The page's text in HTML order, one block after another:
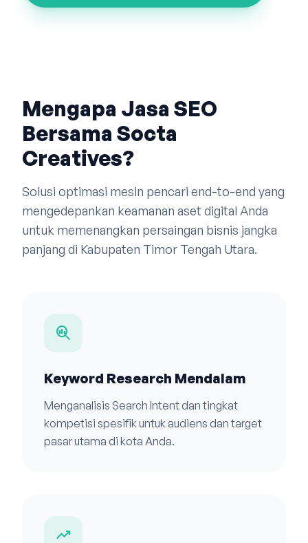
Mengapa Jasa SEO
Bersama Socta
Creatives?
Solusi optimasi mesin pencari end-to-end yang
mengedepankan keamanan aset digital Anda
untuk memenangkan persaingan bisnis jangka
panjang di Kabupaten Timor Tengah Utara.
search_insights
Keyword Research Mendalam
Menganalisis Search Intent dan tingkat
kompetisi spesifik untuk audiens dan target
pasar utama di kota Anda.
trending_up